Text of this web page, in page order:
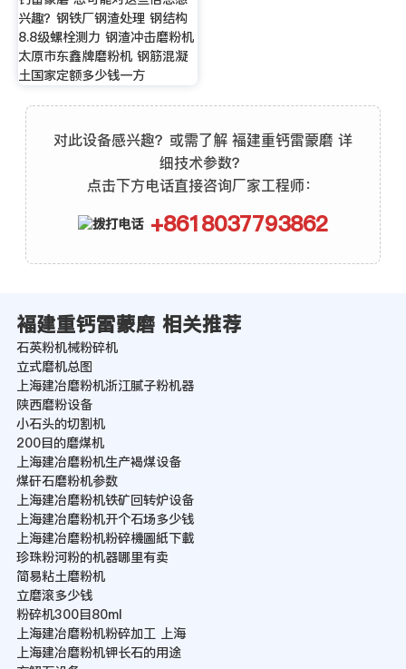
兴趣？钢铁厂钢渣处理 钢结构
8.8级螺栓测力 钢渣冲击磨粉机
太原市东鑫牌磨粉机 钢筋混凝
土国家定额多少钱一方
对此设备感兴趣？或需了解 褔建重钙雷蒙磨 详
细技术参数？
点击下方电话直接咨询厂家工程师：
+8618037793862
褔建重钙雷蒙磨 相关推荐
石英粉机械粉碎机
立式磨机总图
上海建冶磨粉机浙江腻子粉机器
陕西磨粉设备
小石头的切割机
200目的磨煤机
上海建冶磨粉机生产褐煤设备
煤矸石磨粉机参数
上海建冶磨粉机铁矿回转炉设备
上海建冶磨粉机开个石场多少钱
上海建冶磨粉机粉碎機圖紙下載
珍珠粉河粉的机器哪里有卖
简易粘土磨粉机
立磨滚多少钱
粉碎机300目80ml
上海建冶磨粉机粉碎加工 上海
上海建冶磨粉机钾长石的用途